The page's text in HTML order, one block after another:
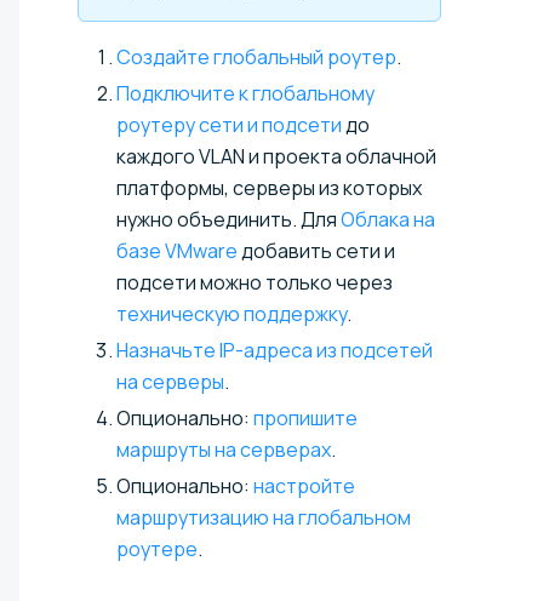
Создайте глобальный роутер.
Подключите к глобальному
роутеру сети и подсетидо
каждого VLAN и проекта облачной
платформы, серверы из которых
нужно объединить.ДляОблака на
базе VMwareдобавить сети и
подсети можно только через
техническую поддержку.
Назначьте IP-адреса из подсетей
на серверы.
Опционально: пропишите
маршруты на серверах.
Опционально: настройте
маршрутизацию на глобальном
роутере.